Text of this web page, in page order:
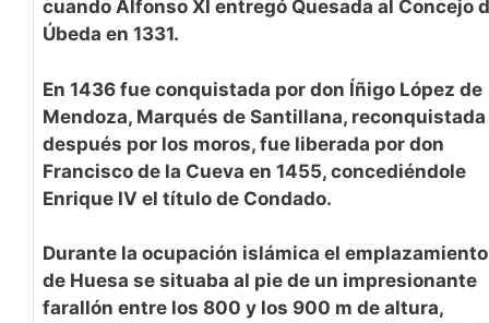
cuando Alfonso XI entregó Quesada al Concejo
Úbeda en 1331.
En 1436 fue conquistada por don Íñigo López de
Mendoza, Marqués de Santillana, reconquistada
después por los moros, fue liberada por don
Francisco de la Cueva en 1455, concediéndole
Enrique IV el título de Condado.
Durante la ocupación islámica el emplazamiento
de Huesa se situaba al pie de un impresionante
farallón entre los 800 y los 900 m de altura,